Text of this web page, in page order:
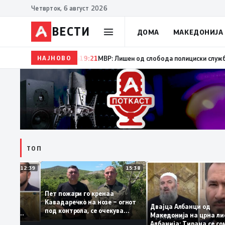
Четврток, 6 август 2026
ВЕСТИ ДОМА МАКЕДОНИЈА
НАЈНОВО19:22Ангелов: Спречена катастрофа во виничко,
ТОП
12:39
За
му
од
кога му гори
15:38
Пет пожари го кренаа
Кавадаречко на нозе – огнот
под контрола, се очекува
целосно гаснење
Двајца Албанци од
Македонија на
Албанија: Тирана